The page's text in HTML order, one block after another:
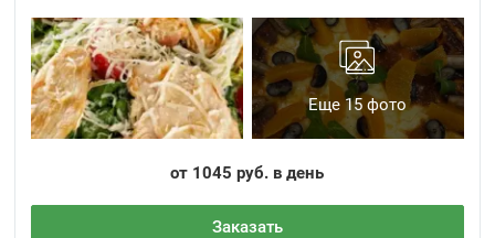
Еще 15 фото
от 1045 руб. в день
Заказать